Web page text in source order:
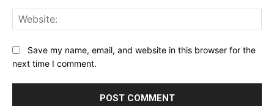
Save my name, email, and website in this browser for the
next time I comment.